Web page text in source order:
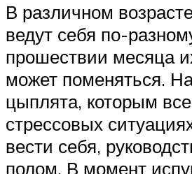
В различном
ведут себя по-
прошествии месяца
может поменяться.
цыплята, которым
стрессовых
вести себя,
полом. В момент